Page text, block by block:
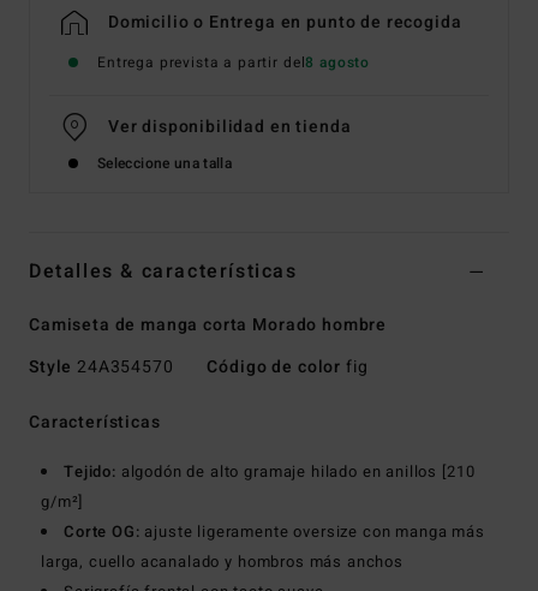
Domicilio o Entrega en punto de recogida
Entrega prevista a partir del8 agosto
Ver disponibilidad en tienda
Seleccione una talla
Detalles & características
Camiseta de manga corta Morado hombre
Style 24A354570 Código de color fig
Características
Tejido: algodón de alto gramaje hilado en anillos [210
g/m²]
Corte OG: ajuste ligeramente oversize con manga más
larga, cuello acanalado y hombros más anchos